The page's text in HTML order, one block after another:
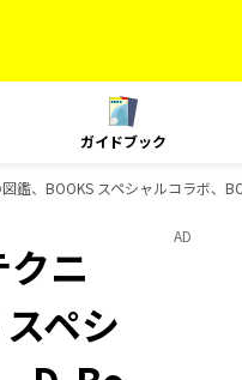
ガイドブック
、BOOKS スペシャルコラボ、
ニ
ペシ
AD